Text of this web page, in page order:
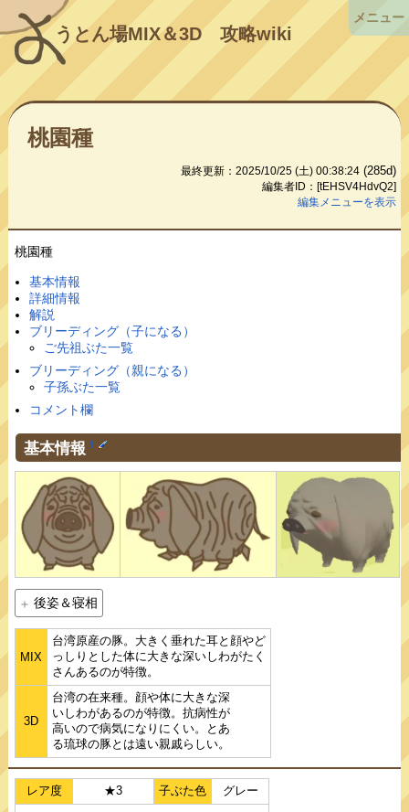
うとん場MIX＆3D攻略wiki
桃園種
最終更新：2025/10/25 (土) 00:38:24 (285d)
編集者ID：[tEHSV4HdvQ2]
編集メニューを表示
桃園種
基本情報
詳細情報
解説
ブリーディング（子になる）
ご先祖ぶた一覧
ブリーディング（親になる）
子孫ぶた一覧
コメント欄
基本情報 †
後姿＆寝相
MIX
台湾原産の豚。大きく垂れた耳と顔やど
っしりとした体に大きな深いしわがたく
さんあるのが特徴。
3D
台湾の在来種。顔や体に大きな深
いしわがあるのが特徴。抗病性が
高いので病気になりにくい。とあ
る琉球の豚とは遠い親戚らしい。
レア度 ★3 子ぶた色 グレー
メニュー